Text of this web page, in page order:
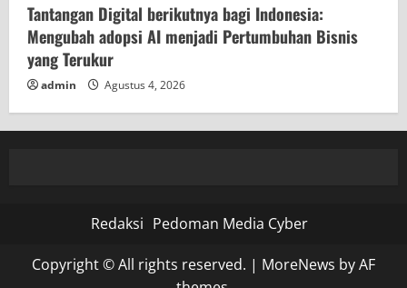
Tantangan Digital berikutnya bagi Indonesia:
Mengubah adopsi AI menjadi Pertumbuhan Bisnis
yang Terukur
admin Agustus 4, 2026
Redaksi Pedoman Media Cyber
Copyright © All rights reserved. | MoreNews by AF